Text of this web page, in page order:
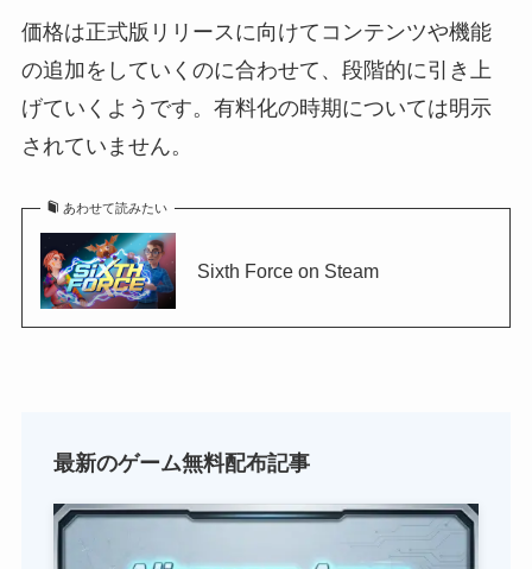
価格は正式版リリースに向けてコンテンツや機能
の追加をしていくのに合わせて、段階的に引き上
げていくようです。有料化の時期については明示
されていません。
あわせて読みたい
Sixth Force on Steam
最新のゲーム無料配布記事